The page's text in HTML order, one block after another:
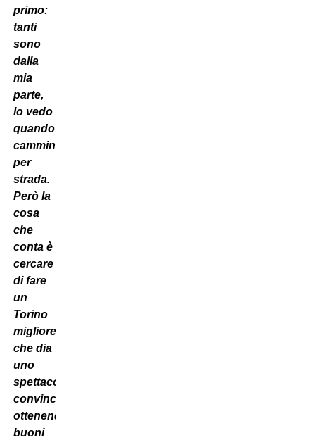
primo:
tanti
sono
dalla
mia
parte,
lo vedo
quando
cammino
per
strada.
Però la
cosa
che
conta è
cercare
di fare
un
Torino
migliore,
che dia
uno
spettacolo
convincente,
ottenendo
buoni